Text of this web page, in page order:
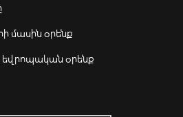
մասին օրենք
եվրոպական օրենք